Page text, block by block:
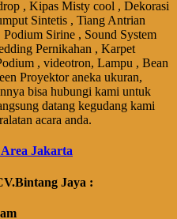
, Kipas Misty cool , Dekorasi
Sintetis , Tiang Antrian
Sirine , Sound System
Pernikahan , Karpet
, videotron, Lampu , Bean
Proyektor aneka ukuran,
bisa hubungi kami untuk
datang kegudang kami
acara anda.
Jaya :